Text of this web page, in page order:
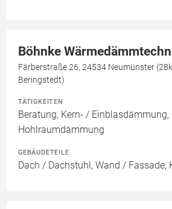
Böhnke
Färberstraße 26, 24534 Neumünster
Beringstedt)
TÄTIGKEITEN
Beratung, Kern- /
Hohlraumdämmung
GEBÄUDETEILE
Dach / Dachstuhl, Wand / Fassade,